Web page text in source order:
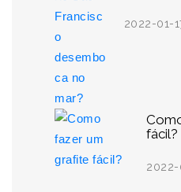
2022-01-
fácil?
2022-